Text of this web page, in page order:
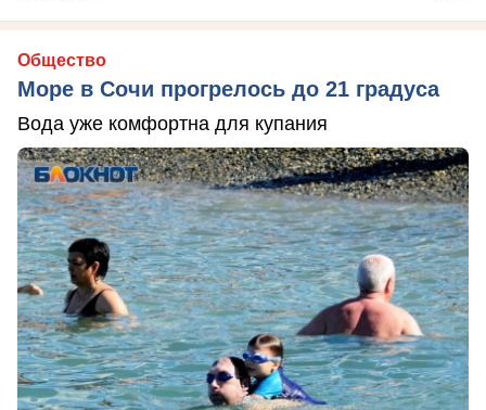
Общество
Море в Сочи прогрелось до 21 градуса
Вода уже комфортна для купания